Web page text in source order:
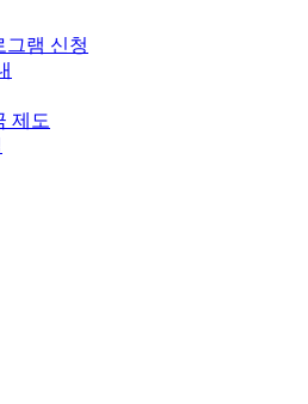
그램 신청
제도